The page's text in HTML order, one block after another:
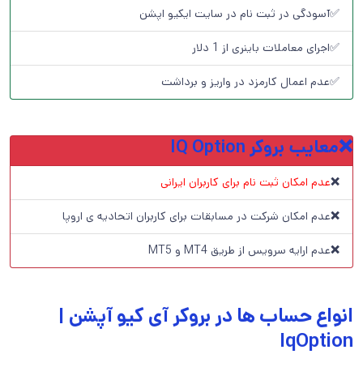
✅آسودگی در ثبت نام در سایت ایکیو اپشن
✅اجرای معاملات باینری از 1 دلار
✅عدم اعمال کارمزد در واریز و برداشت
❌معایب بروکر IQ Option
❌عدم امکان ثبت نام برای کاربران ایرانی
❌عدم امکان شرکت در مسابقات برای کاربران اتحادیه ی اروپا
❌عدم ارایه سرویس از طریق MT4 و MT5
انواع حساب ها در بروکر آی کیو آپشن |
IqOption